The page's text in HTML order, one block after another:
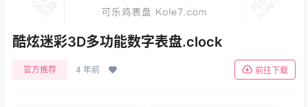
酷炫迷彩3D多功能数字表盘.clock
官方推荐 4 年前 前往下载